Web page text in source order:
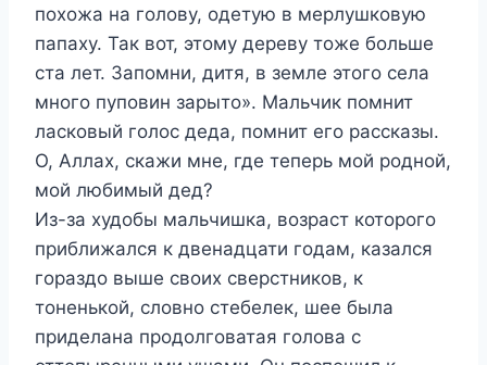
похожа на голову, одетую в мерлушковую
папаху. Так вот, этому дереву тоже больше
ста лет. Запомни, дитя, в земле этого села
много пуповин зарыто». Мальчик помнит
ласковый голос деда, помнит его рассказы.
О, Аллах, скажи мне, где теперь мой родной,
мой любимый дед?
Из-за худобы мальчишка, возраст которого
приближался к двенадцати годам, казался
гораздо выше своих сверстников, к
тоненькой, словно стебелек, шее была
приделана продолговатая голова с